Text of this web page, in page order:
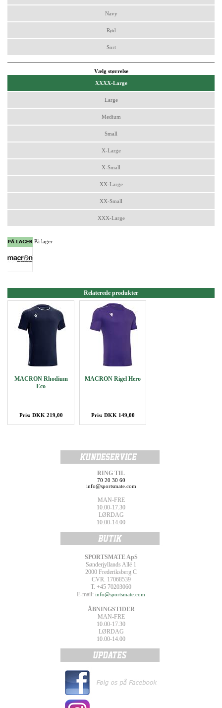
Navy
Rød
Sort
Vælg størrelse
XXXX-Large
Large
Medium
Small
X-Large
X-Small
XX-Large
XX-Small
XXX-Large
På lager
Relaterede produkter
MACRON Rhodium
Eco
Pris: DKK 219,00
MACRON Rigel Hero
Pris: DKK 149,00
RING TIL
70 20 30 60
info@sportsmate.com
MAN-FRE
10.00-17.30
LØRDAG
10.00-14.00
SPORTSMATE ApS
Sønderjyllands Allé 1
2000 Frederiksberg C
CVR. 17068539
T. +45 70203060
E-mail: info@sportsmate.com
ÅBNINGSTIDER
MAN-FRE
10.00-17.30
LØRDAG
10.00-14.00